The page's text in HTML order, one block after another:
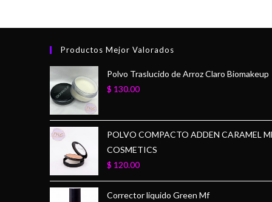
Productos Mejor Valorados
Polvo Traslucido de Arroz Claro Biomakeup
$ 130.00
POLVO COMPACTO ADDEN CARAMEL
COSMETICS
$ 120.00
Corrector liquido Green Mf